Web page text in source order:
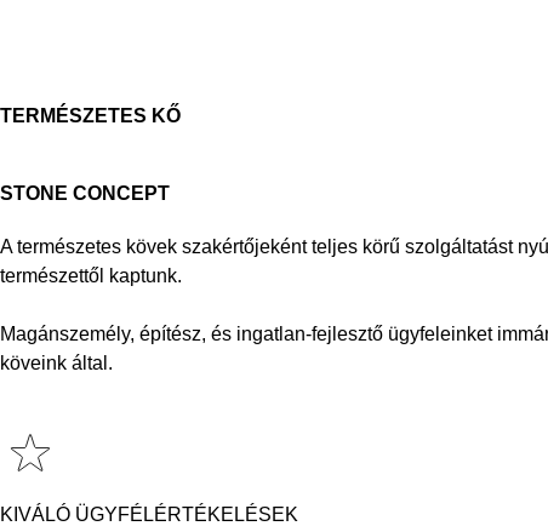
TERMÉSZETES KŐ
STONE CONCEPT
A természetes kövek szakértőjeként teljes körű szolgáltatást
természettől kaptunk.
Magánszemély, építész, és ingatlan-fejlesztő ügyfeleinket
köveink által.
KIVÁLÓ ÜGYFÉLÉRTÉKELÉSEK